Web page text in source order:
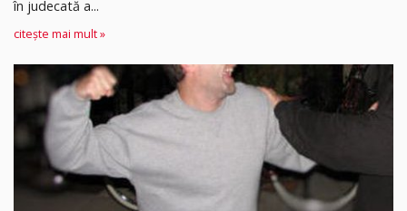
în judecată a...
citește mai mult »